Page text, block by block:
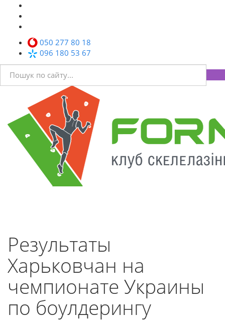
050 277 80 18
096 180 53 67
Результаты
Харьковчан на
чемпионате Украины
по боулдерингу